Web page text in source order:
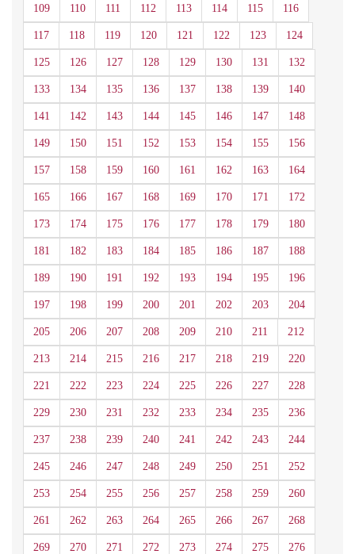
109 110 111 112 113 114 115 116
117 118 119 120 121 122 123 124
125 126 127 128 129 130 131 132
133 134 135 136 137 138 139 140
141 142 143 144 145 146 147 148
149 150 151 152 153 154 155 156
157 158 159 160 161 162 163 164
165 166 167 168 169 170 171 172
173 174 175 176 177 178 179 180
181 182 183 184 185 186 187 188
189 190 191 192 193 194 195 196
197 198 199 200 201 202 203 204
205 206 207 208 209 210 211 212
213 214 215 216 217 218 219 220
221 222 223 224 225 226 227 228
229 230 231 232 233 234 235 236
237 238 239 240 241 242 243 244
245 246 247 248 249 250 251 252
253 254 255 256 257 258 259 260
261 262 263 264 265 266 267 268
269 270 271 272 273 274 275 276